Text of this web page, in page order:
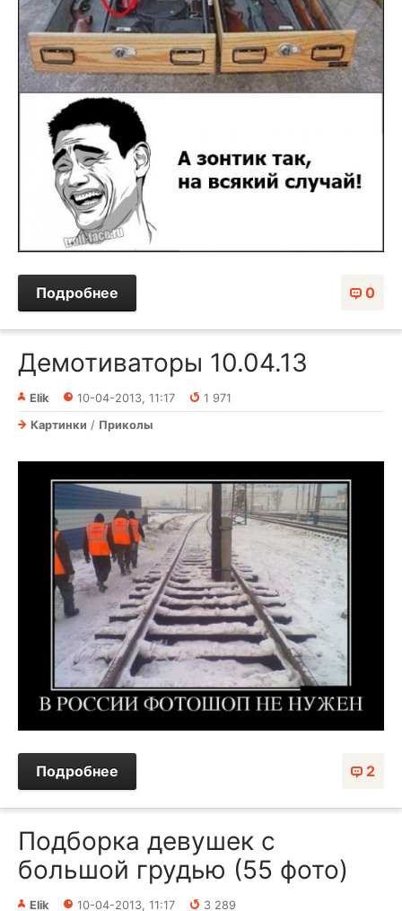
0
Подробнее
Демотиваторы 10.04.13
Elik 10-04-2013, 11:17
1 971
Картинки / Приколы
2
Подробнее
Подборка девушек с
большой грудью (55 фото)
Elik 10-04-2013, 11:17 3 289